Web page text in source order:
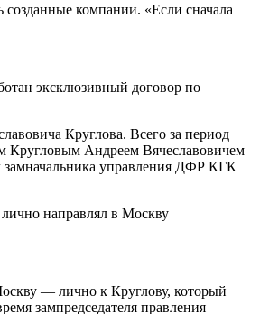
компании. «Если сначала
эксклюзивный договор по
Круглова. Всего за период
Кругловым Андреем Вячеславовичем
управления ДФР КГК
направлял в Москву
— лично к Круглову, который
зампредседателя правления